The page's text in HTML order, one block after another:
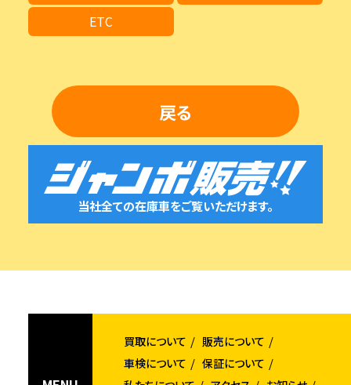
ETC
戻る
当社全ての在庫車をご覧いただけます。
買取について
販売について
車検について
保証について